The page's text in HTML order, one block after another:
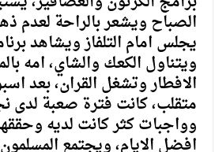
الصباح ويشعر بالراحة لعدم
يجلس امام التلفاز ويشاهد
ويتناول الكعك والشاي، امه
الافطار وتشغل القران، بعد
متقلب، كانت فترة صعبة لدى
وواجبات كثر كانت لديه
افضل الايام، ويجتمع